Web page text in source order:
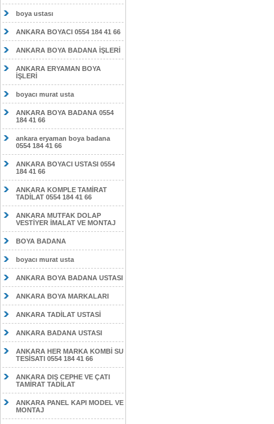
boya ustası
ANKARA BOYACI 0554 184 41 66
ANKARA BOYA BADANA İŞLERİ
ANKARA ERYAMAN BOYA
İŞLERİ
boyacı murat usta
ANKARA BOYA BADANA 0554
184 41 66
ankara eryaman boya badana
0554 184 41 66
ANKARA BOYACI USTASI 0554
184 41 66
ANKARA KOMPLE TAMİRAT
TADİLAT 0554 184 41 66
ANKARA MUTFAK DOLAP
VESTİYER İMALAT VE MONTAJ
BOYA BADANA
boyacı murat usta
ANKARA BOYA BADANA USTASI
ANKARA BOYA MARKALARI
ANKARA TADİLAT USTASİ
ANKARA BADANA USTASI
ANKARA HER MARKA KOMBİ SU
TESİSATI 0554 184 41 66
ANKARA DIŞ CEPHE VE ÇATI
TAMİRAT TADİLAT
ANKARA PANEL KAPI MODEL VE
MONTAJ